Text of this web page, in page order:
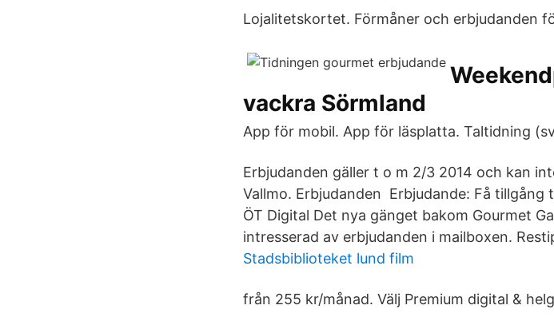
Lojalitetskortet. Förmåner och erbjudanden
vackra Sörmland
App för mobil. App för läsplatta. Taltidning
Erbjudanden gäller t o m 2/3 2014 och kan
Vallmo. Erbjudanden Erbjudande: Få
ÖT Digital Det nya gänget bakom Gourmet
intresserad av erbjudanden i mailboxen.
Stadsbiblioteket lund film
från 255 kr/månad. Välj Premium digital &